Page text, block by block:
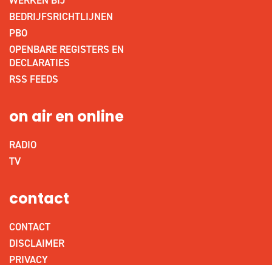
BEDRIJFSRICHTLIJNEN
PBO
OPENBARE REGISTERS EN
DECLARATIES
RSS FEEDS
on air en online
RADIO
TV
contact
CONTACT
DISCLAIMER
PRIVACY